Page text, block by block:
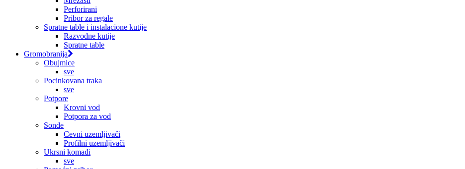
Perforirani
Pribor za regale
Spratne table i instalacione kutije
Razvodne kutije
Spratne table
Gromobranija
Obujmice
sve
Pocinkovana traka
sve
Potpore
Krovni vod
Potpora za vod
Sonde
Cevni uzemljivači
Profilni uzemljivači
Ukrsni komadi
sve